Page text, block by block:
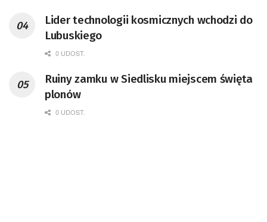
doktor habilitowany nauk fizycznych,
koordynator Rady Sektorowej ds.
Kompetencji Przemysłu Lotniczo-
Badań Kosmicznych i Satelitarnych PAN.
Lider technologii kosmicznych wchodzi do
Lubuskiego
0 UDOST.
Ruiny zamku w Siedlisku miejscem święta
plonów
0 UDOST.